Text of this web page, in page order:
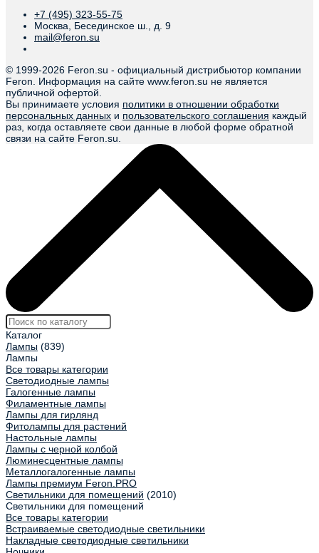
+7 (495) 323-55-75
Москва, Бесединское ш., д. 9
mail@feron.su
© 1999-2026 Feron.su - официальный дистрибьютор компании
Feron. Информация на сайте www.feron.su не является
публичной офертой.
Вы принимаете условия политики в отношении обработки
персональных данных и пользовательского соглашения каждый
раз, когда оставляете свои данные в любой форме обратной
связи на сайте Feron.su.
Каталог
Лампы (839)
Лампы
Все товары категории
Светодиодные лампы
Галогенные лампы
Филаментные лампы
Лампы для гирлянд
Фитолампы для растений
Настольные лампы
Лампы с черной колбой
Люминесцентные лампы
Металлогалогенные лампы
Лампы премиум Feron.PRO
Светильники для помещений (2010)
Светильники для помещений
Все товары категории
Встраиваемые светодиодные светильники
Накладные светодиодные светильники